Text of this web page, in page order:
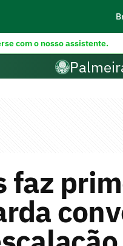
com o nosso assistente.
faz